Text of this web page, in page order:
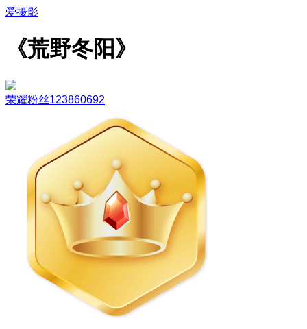
爱摄影
《荒野冬阳》
荣耀粉丝123860692